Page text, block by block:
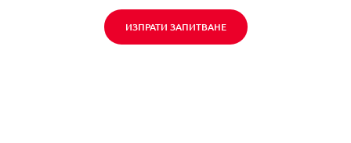
ИЗПРАТИ ЗАПИТВАНЕ